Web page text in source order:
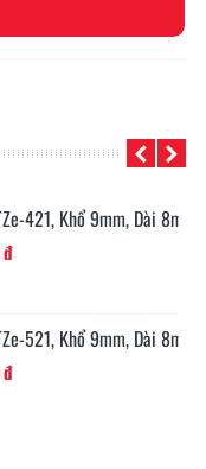
8m, Black On Red,...
8m, Black On...